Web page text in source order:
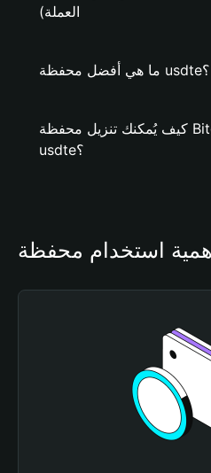
العملة)
ما هي أفضل محفظة usdte؟
كيف يُمكنك تنزيل محفظة Bitget وإنشاء محفظة
usdte؟